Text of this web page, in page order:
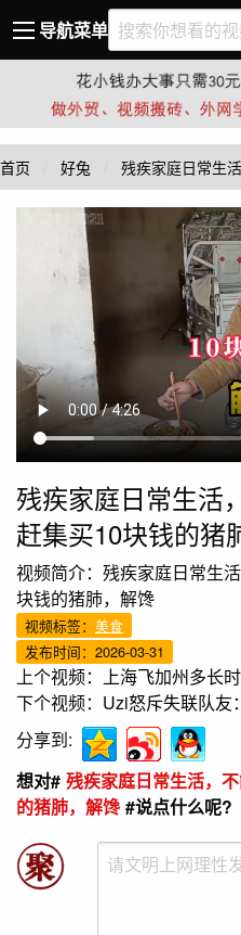
导航菜单
首页 好兔 残疾家庭日常生
残疾家庭日常生活
赶集买10块钱的猪
视频简介：残疾家庭日常生
块钱的猪肺，解馋
视频标签： 美食
发布时间：2026-03-31
上个视频： 上海飞加州多长
下个视频： Uzi怒斥失联队友
分享到:
想对# 残疾家庭日常生活，
的猪肺，解馋 #说点什么呢?